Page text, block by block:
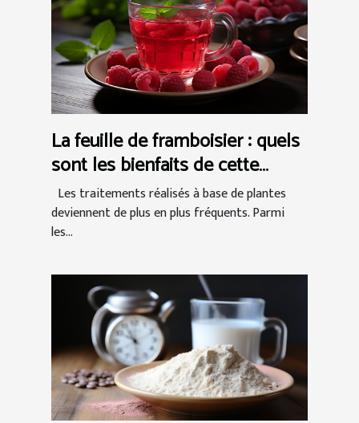
La feuille de framboisier : quels
sont les bienfaits de cette
tisane naturelle ?
Les traitements réalisés à base de plantes
deviennent de plus en plus fréquents. Parmi
les...